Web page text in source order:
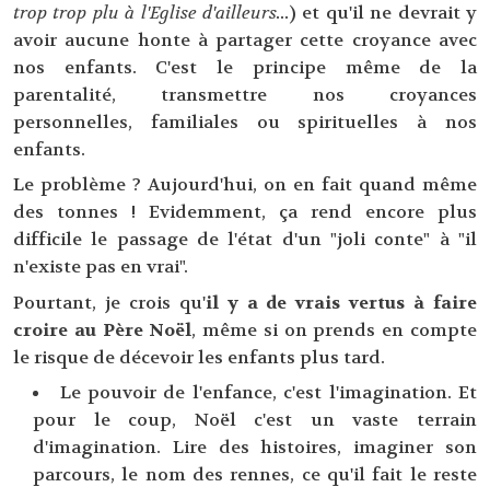
trop trop plu à l'Eglise d'ailleurs...) et qu'il ne devrait y
avoir aucune honte à partager cette croyance avec
nos enfants. C'est le principe même de la
parentalité, transmettre nos croyances
personnelles, familiales ou spirituelles à nos
enfants.
Le problème ? Aujourd'hui, on en fait quand même
des tonnes ! Evidemment, ça rend encore plus
difficile le passage de l'état d'un "joli conte" à "il
n'existe pas en vrai".
Pourtant, je crois qu'il y a de vrais vertus à faire
croire au Père Noël, même si on prends en compte
le risque de décevoir les enfants plus tard.
Le pouvoir de l'enfance, c'est l'imagination. Et
pour le coup, Noël c'est un vaste terrain
d'imagination. Lire des histoires, imaginer son
parcours, le nom des rennes, ce qu'il fait le reste